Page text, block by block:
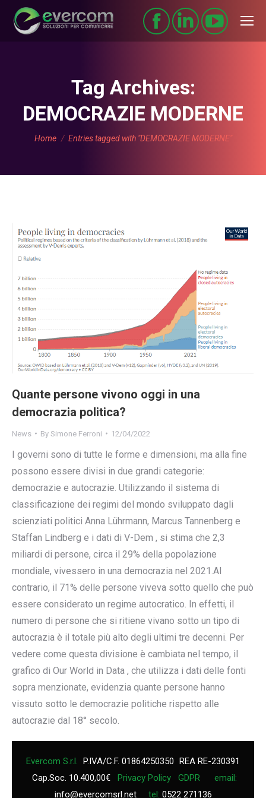
Tag Archives:
DEMOCRAZIE MODERNE
You are here:
Home Entries tagged with "DEMOCRAZIE MODERNE"
Quante persone vivono oggi in una
democrazia politica?
News By Simone Ferroni 12/04/2022
I governi sono di tutte le forme e dimensioni, ma alla fine
possono essere divisi in due grandi categorie:
democrazie e autocrazie. Utilizzando il sistema di
classificazione dei regimi del mondo sviluppato dagli
scienziati politici Anna Lührmann, Marcus Tannenberg e
Staffan Lindberg e i dati di V-Dem , si stima che 2,3
miliardi di persone, circa il 29% della popolazione
mondiale, vivessero in una democrazia nel 2021.Al
contrario, il 71% delle persone viveva sotto quello che può
essere considerato un regime autocratico. In effetti, il
numero di persone che si ritiene vivano sotto un tipo di
autocrazia è il totale più alto degli ultimi tre decenni. Per
vedere come questa divisione è cambiata nel tempo, il
grafico di Our World in Data , che utilizza i dati delle fonti
sopra menzionate, evidenzia quante persone hanno
vissuto sotto le democrazie politiche rispetto alle
autocrazie dal 18° secolo.
Evercom S.r.l. P.IVA/C.F. 01864250350 REA RE-230391
Cap.Soc. 10.400,00€
Privacy Policy GDPR
email:
info@evercomsrl.net
tel: 0522 271136